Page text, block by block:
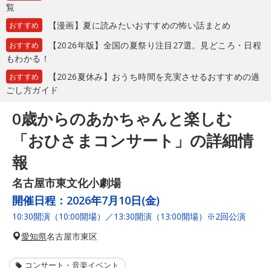
覧
おすすめ 【漫画】夏に読みたいおすすめの怖い話まとめ
おすすめ
【2026年版】全国の夏祭り注目27選。見どころ・日程
もわかる！
おすすめ
【2026夏休み】おうち時間を充実させるおすすめの過
ごし方ガイド
0歳からのあかちゃんと楽しむ
「おひさまコンサート」の詳細情
報
名古屋市東文化小劇場
開催日程： 2026年7月10日(金)
10:30開演（10:00開場）／13:30開演（13:00開場）※2回公演
愛知県名古屋市東区
コンサート・音楽イベント